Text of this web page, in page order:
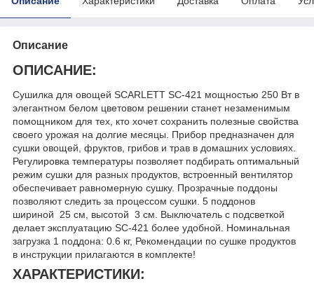
Описание
ОПИСАНИЕ:
Сушилка для овощей SCARLETT SC-421 мощностью 250 Вт в
элегантном белом цветовом решении станет незаменимым
помощником для тех, кто хочет сохранить полезные свойства
своего урожая на долгие месяцы. Прибор предназначен для
сушки овощей, фруктов, грибов и трав в домашних условиях.
Регулировка температуры позволяет подбирать оптимальный
режим сушки для разных продуктов, встроенный вентилятор
обеспечивает равномерную сушку. Прозрачные поддоны
позволяют следить за процессом сушки. 5 поддонов
шириной 25 см, высотой 3 см. Выключатель с подсветкой
делает эксплуатацию SC-421 более удобной. Номинальная
загрузка 1 поддона: 0.6 кг, Рекомендации по сушке продуктов
в инструкции прилагаются в комплекте!
ХАРАКТЕРИСТИКИ: